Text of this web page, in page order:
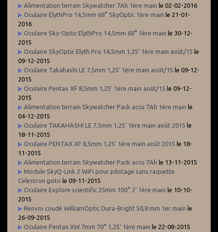
Alimentation terrain Skywatcher 7Ah 1ère main le 02-02-2016
Oculaire ElythPro 14,5mm 68° SkyOptic 1ère main le 21-01-
2016
Oculaire Sky-Optic ElythPro 14,5mm 68° 1ère main le 30-12-
2015
Oculaire SkyOptic Elyth Pro 14,5mm 1,25' 1ère main août/15 le
09-12-2015
Oculaire Takahashi LE 7,5mm 1,25' 1ère main août/15 le 09-12-
2015
Oculaire Pentax XF 8,5mm 1,25' 1ère main août/15 le 09-12-
2015
Alimentation terrain Skywatcher Pack accu 7Ah 1ère main le
04-12-2015
Oculaire TAKAHASHI LE 7,5mm 1,25' 1ère main août 2015 le
18-11-2015
Oculaire PENTAX XF 8,5mm 1,25' 1ère main août 2015 le 18-
11-2015
Alimentation terrain Skywatcher Pack accu 7Ah le 13-11-2015
Module SkyQ-Link 2 WiFi pour pilotage sans raquette
Celestron goto le 09-11-2015
Oculaire Explore scientific 25mm 100° 2' 1ère main le 10-10-
2015
Renvoi coudé WilliamOptic Dura-Bright 50,8 mm 1er main le
26-09-2015
Oculaire Pentax XW 7mm 70° 1,25' 1ère main le 22-08-2015